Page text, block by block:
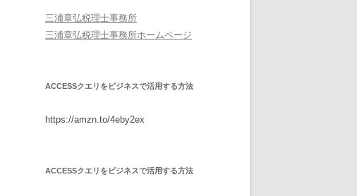
三浦章弘税理士事務所
三浦章弘税理士事務所ホームページ
ACCESSクエリをビジネスで活用する方法
https://amzn.to/4eby2ex
ACCESSクエリをビジネスで活用する方法